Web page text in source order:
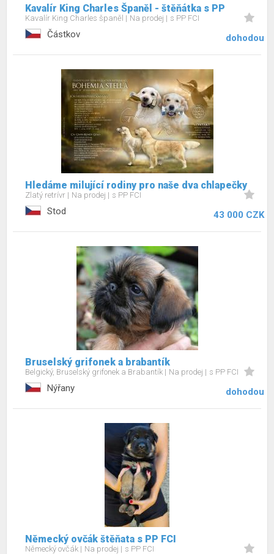
Kavalír King Charles Španěl - štěňátka s PP
Kavalír King Charles španěl Na prodej s PP FCI
Částkov dohodou
Hledáme milující rodiny pro naše dva chlapečky
Zlatý retrívr Na prodej s PP FCI
Stod 43 000 CZK
Bruselský grifonek a brabantík
Belgický, Bruselský grifonek a Brabantík Na prodej s PP FCI
Nýřany dohodou
Německý ovčák štěňata s PP FCI
Německý ovčák Na prodej s PP FCI